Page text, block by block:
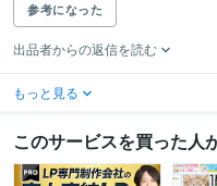
参考になった
出品者からの返信を読む
もっと見る
このサービスを買った人